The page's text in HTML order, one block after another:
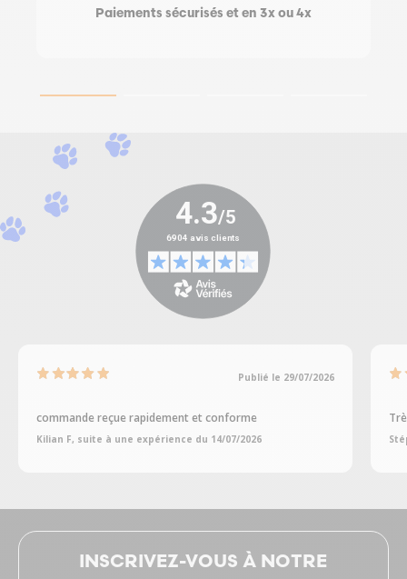
Paiements sécurisés et en 3x ou 4x
Publié le 29/07/2026
commande reçue rapidement et conforme
Kilian F, suite à une expérience du 14/07/2026
INSCRIVEZ-VOUS À NOTRE